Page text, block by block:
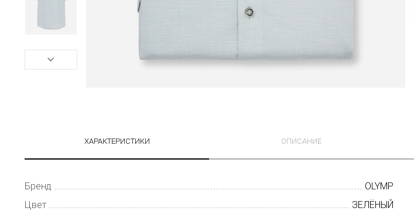
ХАРАКТЕРИСТИКИ ОПИСАНИЕ
Бренд
OLYMP
Цвет
ЗЕЛЁНЫЙ